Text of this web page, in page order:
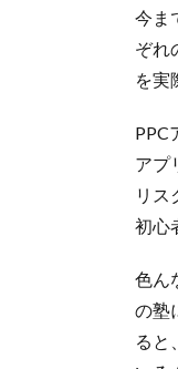
今ま
ぞれ
を実
PPC
アプ
リス
初心
色ん
の塾
ると